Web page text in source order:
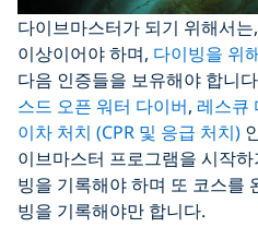
다이브마스터가 되기 위해서
이상이어야 하며, 다이빙을 위
다음 인증들을 보유해야 합니
스드 오픈 워터 다이버, 레스큐
이차 처치 (CPR 및 응급 처치)
이브마스터 프로그램을 시작
빙을 기록해야 하며 또 코스를
빙을 기록해야만 합니다.